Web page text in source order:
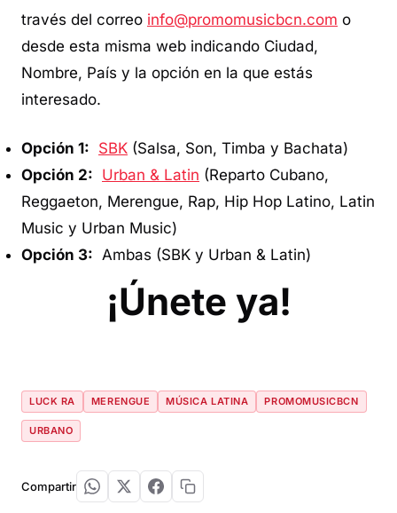
través del correo info@promomusicbcn.com o
desde esta misma web indicando Ciudad,
Nombre, País y la opción en la que estás
interesado.
Opción 1: SBK (Salsa, Son, Timba y Bachata)
Opción 2: Urban & Latin (Reparto Cubano,
Reggaeton, Merengue, Rap, Hip Hop Latino, Latin
Music y Urban Music)
Opción 3: Ambas (SBK y Urban & Latin)
¡Únete ya!
LUCK RA MERENGUE MÚSICA LATINA PROMOMUSICBCN
URBANO
Compartir